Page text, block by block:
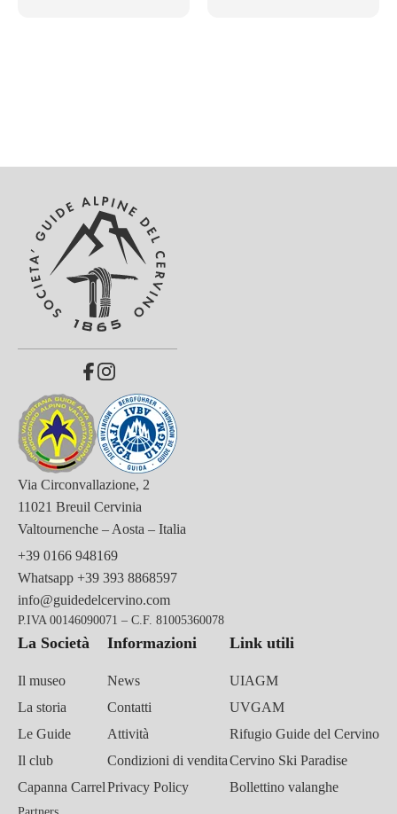
Via Circonvallazione, 2
11021 Breuil Cervinia
Valtournenche – Aosta – Italia
+39 0166 948169
Whatsapp +39 393 8868597
info@guidedelcervino.com
P.IVA 00146090071 – C.F. 81005360078
La Società
Il museo
La storia
Le Guide
Il club
Capanna Carrel
Informazioni
News
Contatti
Attività
Condizioni di vendita
Privacy Policy
Link utili
UIAGM
UVGAM
Rifugio Guide del Cervino
Cervino Ski Paradise
Bollettino valanghe